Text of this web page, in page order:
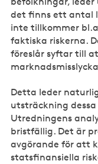
det finns ett antal
inte tillkommer
faktiska riskerna.
föreslår syftar till
Detta leder
utsträckning
Utredningens
bristfällig. Det är
avgörande för att
statsfinansiella